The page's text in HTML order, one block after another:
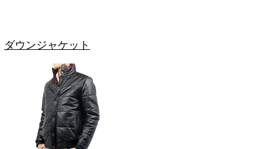
ダウンジャケット